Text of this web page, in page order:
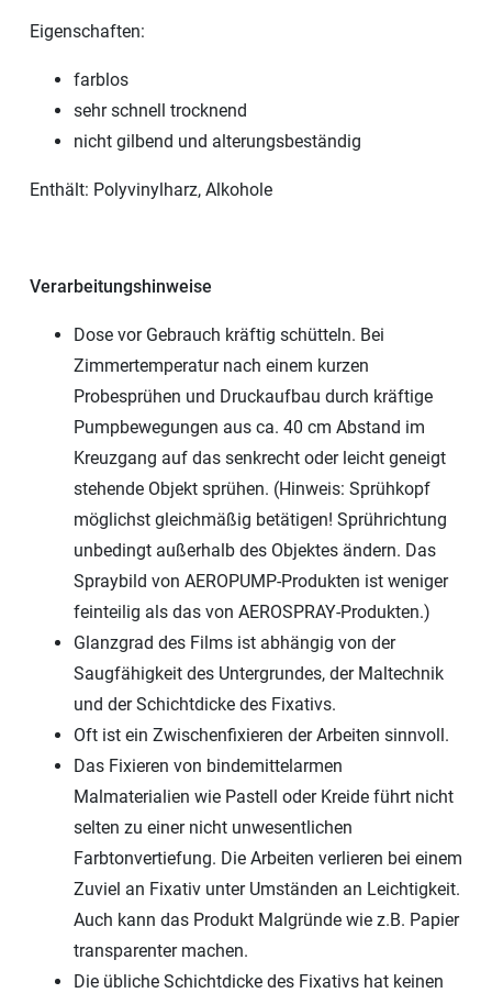
Eigenschaften:
farblos
sehr schnell trocknend
nicht gilbend und alterungsbeständig
Enthält: Polyvinylharz, Alkohole
Verarbeitungshinweise
Dose vor Gebrauch kräftig schütteln. Bei
Zimmertemperatur nach einem kurzen
Probesprühen und Druckaufbau durch kräftige
Pumpbewegungen aus ca. 40 cm Abstand im
Kreuzgang auf das senkrecht oder leicht geneigt
stehende Objekt sprühen. (Hinweis: Sprühkopf
möglichst gleichmäßig betätigen! Sprührichtung
unbedingt außerhalb des Objektes ändern. Das
Spraybild von AEROPUMP-Produkten ist weniger
feinteilig als das von AEROSPRAY-Produkten.)
Glanzgrad des Films ist abhängig von der
Saugfähigkeit des Untergrundes, der Maltechnik
und der Schichtdicke des Fixativs.
Oft ist ein Zwischenfixieren der Arbeiten sinnvoll.
Das Fixieren von bindemittelarmen
Malmaterialien wie Pastell oder Kreide führt nicht
selten zu einer nicht unwesentlichen
Farbtonvertiefung. Die Arbeiten verlieren bei einem
Zuviel an Fixativ unter Umständen an Leichtigkeit.
Auch kann das Produkt Malgründe wie z.B. Papier
transparenter machen.
Die übliche Schichtdicke des Fixativs hat keinen